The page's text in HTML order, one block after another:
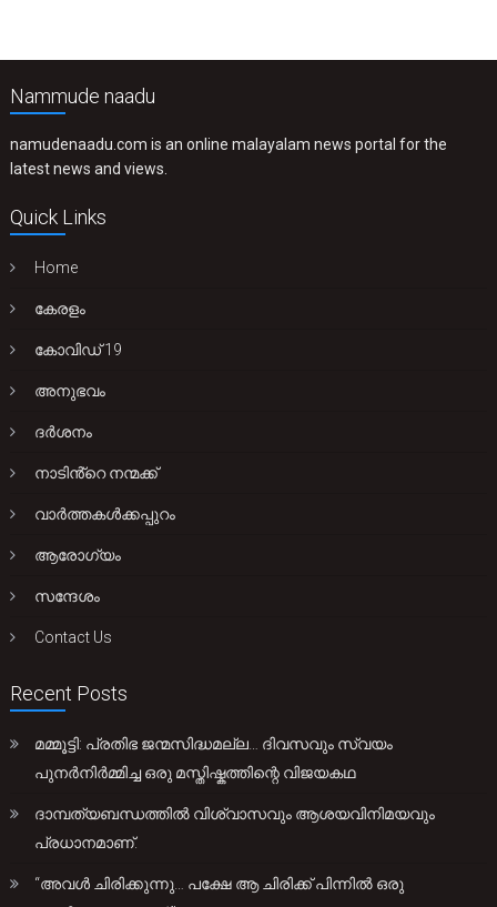
Nammude naadu
namudenaadu.com is an online malayalam news portal for the
latest news and views.
Quick Links
Home
കേരളം
കോവിഡ് 19
അനുഭവം
ദർശനം
നാടിൻ്റെ നന്മക്ക്
വാർത്തകൾക്കപ്പുറം
ആരോഗ്യം
സന്ദേശം
Contact Us
Recent Posts
മമ്മൂട്ടി: പ്രതിഭ ജന്മസിദ്ധമല്ല… ദിവസവും സ്വയം
പുനർനിർമ്മിച്ച ഒരു മസ്തിഷ്കത്തിന്റെ വിജയകഥ
ദാമ്പത്യബന്ധത്തിൽ വിശ്വാസവും ആശയവിനിമയവും
പ്രധാനമാണ്.
“അവൾ ചിരിക്കുന്നു… പക്ഷേ ആ ചിരിക്ക് പിന്നിൽ ഒരു